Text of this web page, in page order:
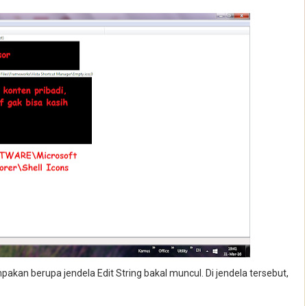
berupa jendela Edit String bakal muncul. Di jendela tersebut,